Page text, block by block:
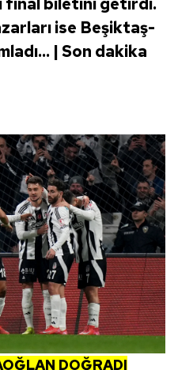
ise Beşiktaş-
| Son dakika
DOĞRADI